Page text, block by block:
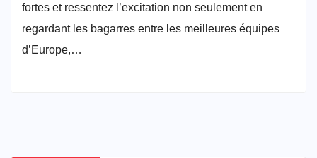
fortes et ressentez l’excitation non seulement en
regardant les bagarres entre les meilleures équipes
d’Europe,…